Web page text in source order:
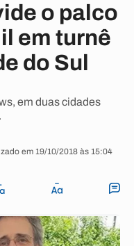
o palco
em turnê
do Sul
em duas cidades
em 19/10/2018 às 15:04